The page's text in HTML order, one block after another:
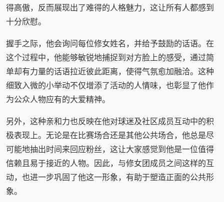
得高傲，反而展现出了难得的人格魅力，这让所有人都感到
十分欣慰。
握手之际，他会询问每位修女姓名，并给予鼓励的话语。在
这个过程中，他能够敏锐地捕捉到对方脸上的感受，通过简
单却有力量的话语拉近彼此距离，使得气氛愈加融洽。这种
细致入微的小举动不仅增添了活动的人情味，也彰显了他作
为公众人物应有的大爱精神。
另外，这种亲和力也反映在他对球迷及社区成员互动中的积
极表现上。无论是在比赛场合还是其他公共场合，他总是尽
可能地抽出时间来回应粉丝，这让大家感觉到他是一位值得
信赖且易于接近的人物。因此，与修女团成员之间这样的互
动，也进一步巩固了他这一形象，有助于塑造正面的公共形
象。